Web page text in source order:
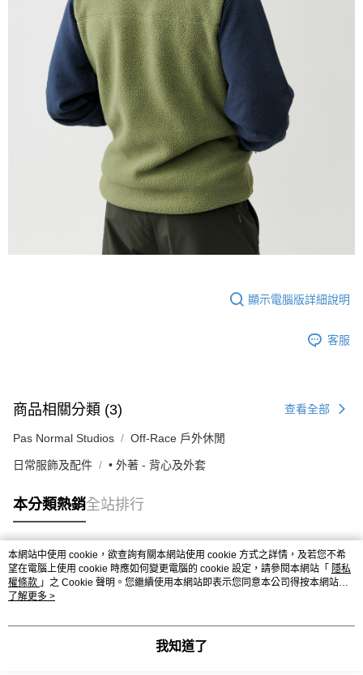
顯示電腦版詳細說明
客服
商品相關分類 (3) 查看全部
Pas Normal Studios Off-Race 戶外休閒
日常服飾及配件 • 外著 - 背心及外套
本分類熱銷全站排行
熱門標籤
本網站中使用 cookie，欲查詢有關本網站使用 cookie 方式之詳情，及若您不希
望在電腦上使用 cookie 時應如何變更電腦的 cookie 設定，請參閱本網站「 隱私
權條款 」之 Cookie 聲明。您繼續使用本網站即表示您同意本公司得按本網站使
用條款之 Cookie 聲明使用 cookie。
了解更多 >
我知道了